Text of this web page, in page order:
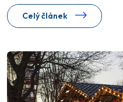
Celý článek